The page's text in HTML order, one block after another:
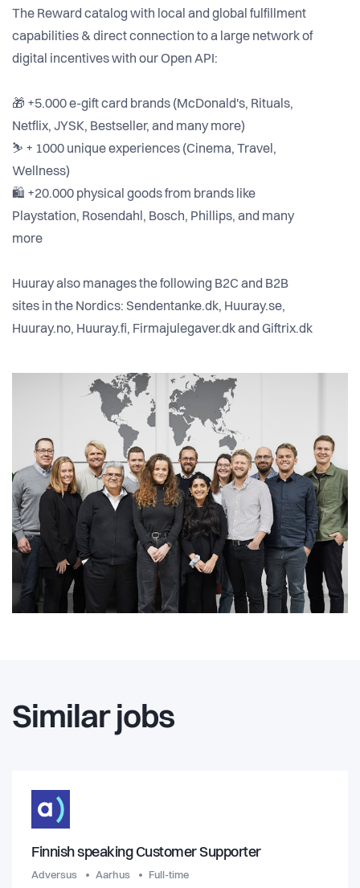
The Reward catalog with local and global fulfillment
capabilities & direct connection to a large network of
digital incentives with our Open API:
🎁 +5.000 e-gift card brands (McDonald's, Rituals,
Netflix, JYSK, Bestseller, and many more)
⛷ + 1000 unique experiences (Cinema, Travel,
Wellness)
🛍 +20.000 physical goods from brands like
Playstation, Rosendahl, Bosch, Phillips, and many
more
Huuray also manages the following B2C and B2B
sites in the Nordics: Sendentanke.dk, Huuray.se,
Huuray.no, Huuray.fi, Firmajulegaver.dk and Giftrix.dk
Similar jobs
Finnish speaking Customer Supporter
Adversus Aarhus Full-time